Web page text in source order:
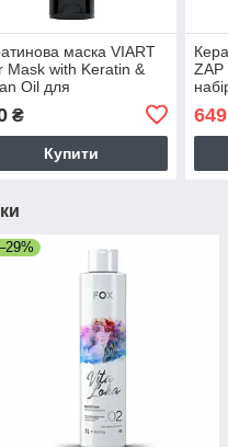
маска VIART
Mask with Keratin &
Oil для
мл
₴
Купити
ZAP
649